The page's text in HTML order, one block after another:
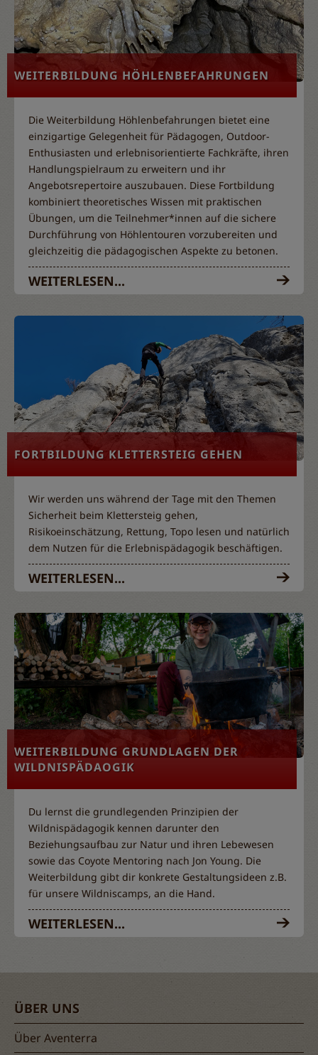
WEITERBILDUNG HÖHLENBEFAHRUNGEN
Die Weiterbildung Höhlenbefahrungen bietet eine
einzigartige Gelegenheit für Pädagogen, Outdoor-
Enthusiasten und erlebnisorientierte Fachkräfte, ihren
Handlungspielraum zu erweitern und ihr
Angebotsrepertoire auszubauen. Diese Fortbildung
kombiniert theoretisches Wissen mit praktischen
Übungen, um die Teilnehmer*innen auf die sichere
Durchführung von Höhlentouren vorzubereiten und
gleichzeitig die pädagogischen Aspekte zu betonen.
WEITERLESEN...
FORTBILDUNG KLETTERSTEIG GEHEN
Wir werden uns während der Tage mit den Themen
Sicherheit beim Klettersteig gehen,
Risikoeinschätzung, Rettung, Topo lesen und natürlich
dem Nutzen für die Erlebnispädagogik beschäftigen.
WEITERLESEN...
WEITERBILDUNG GRUNDLAGEN DER
WILDNISPÄDAOGIK
Du lernst die grundlegenden Prinzipien der
Wildnispädagogik kennen darunter den
Beziehungsaufbau zur Natur und ihren Lebewesen
sowie das Coyote Mentoring nach Jon Young. Die
Weiterbildung gibt dir konkrete Gestaltungsideen z.B.
für unsere Wildniscamps, an die Hand.
WEITERLESEN...
ÜBER UNS
Über Aventerra